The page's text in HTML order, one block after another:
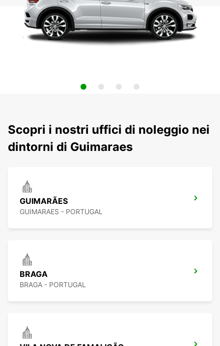
Scopri i nostri uffici di noleggio nei
dintorni di Guimaraes
GUIMARÃES
GUIMARAES - PORTUGAL
BRAGA
BRAGA - PORTUGAL